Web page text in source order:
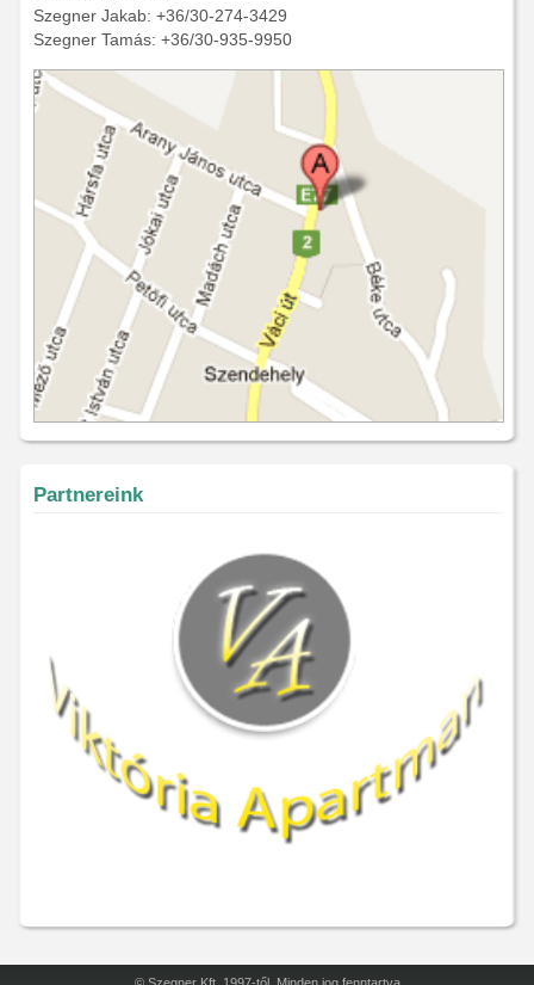
Szegner Jakab: +36/30-274-3429
Szegner Tamás: +36/30-935-9950
Partnereink